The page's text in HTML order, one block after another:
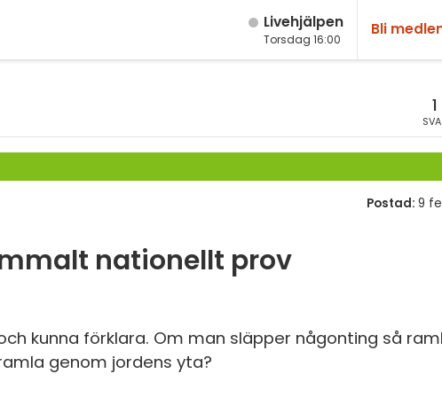
Live­hjälpen
Torsdag 16:00
Bli
1
Postad: 9
nationellt prov
kunna förklara. Om man släpper någonting så
genom jordens yta?
Kemi
Biologi
Teknik &
Engelska